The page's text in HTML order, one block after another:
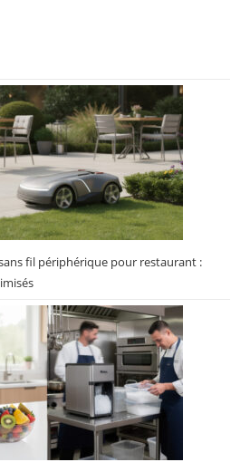
fil périphérique pour restaurant :